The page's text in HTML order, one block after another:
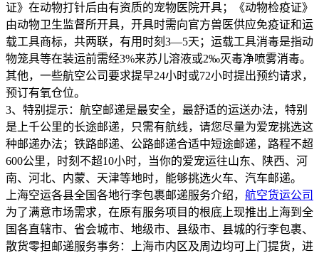
证》在动物打针后由有资质的宠物医院开具；《动物检疫证》
由动物卫生监督所开具，开具时需向官方兽医供应免疫证和运
载工具商标，共两联，有用时刻3—5天；运载工具消毒是指动
物笼具等在装运前需经3%来苏儿溶液或2‰灭毒净喷雾消毒。
其他，一些航空公司要求提早24小时或72小时提出预约请求，
预订有氧仓位。
3、特别提示：航空邮递是最安全，最舒适的运送办法，特别
是上千公里的长途邮递，只需有航线，请您尽量为爱宠挑选这
种邮递办法；铁路邮递、公路邮递合适中短途邮递，路程不超
600公里，时刻不超10小时，当你的爱宠运往山东、陕西、河
南、河北、内蒙、天津等地时，能够挑选火车、汽车邮递。
上海空运各县全国各地行李包裹邮递服务介绍， 航空货运公司
为了满意市场需求，在原有服务项目的根底上现推出上海到全
国各直辖市、省会城市、地级市、县级市、县城的行李包裹、
散货零担邮递服务事务：上海市内区及周边均可上门提货，进